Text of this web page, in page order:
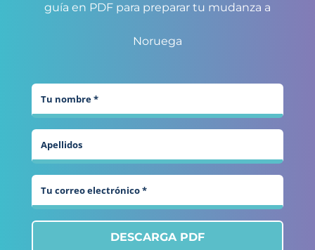
guía en PDF para preparar tu mudanza a
Noruega